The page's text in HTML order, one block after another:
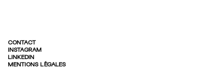
CONTACT
INSTAGRAM
LINKEDIN
MENTIONS LÉGALES